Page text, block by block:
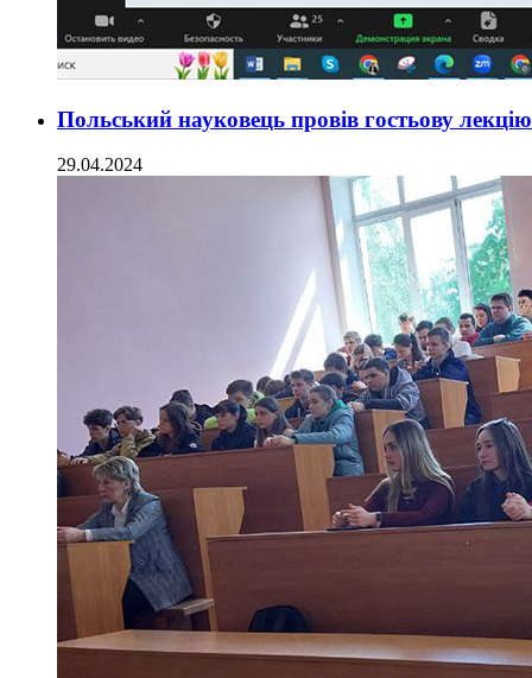
Польський науковець провів гостьову
29.04.2024